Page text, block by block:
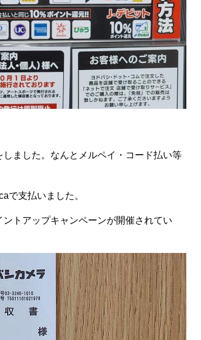
ました。なんとメルペイ・コード払い等
で支払いました。
トアップキャンペーンが開催されてい